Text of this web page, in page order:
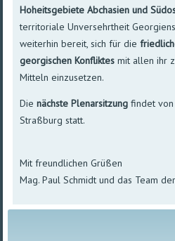
Hoheitsgebiete Abchasien und
territoriale Unversehrtheit
weiterhin bereit, sich für die
georgischen Konfliktes mit allen ihr
Mitteln einzusetzen.
Dienächste Plenarsitzung findet
Straßburg statt.
Mit freundlichen Grüßen
Mag. Paul Schmidt und das Team